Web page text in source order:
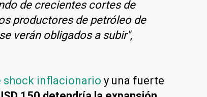
de crecientes cortes de
productores de petróleo de
verán obligados a subir",
shock inflacionario y una fuerte